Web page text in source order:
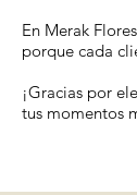
En Merak
porque cada
¡Gracias por
tus momentos